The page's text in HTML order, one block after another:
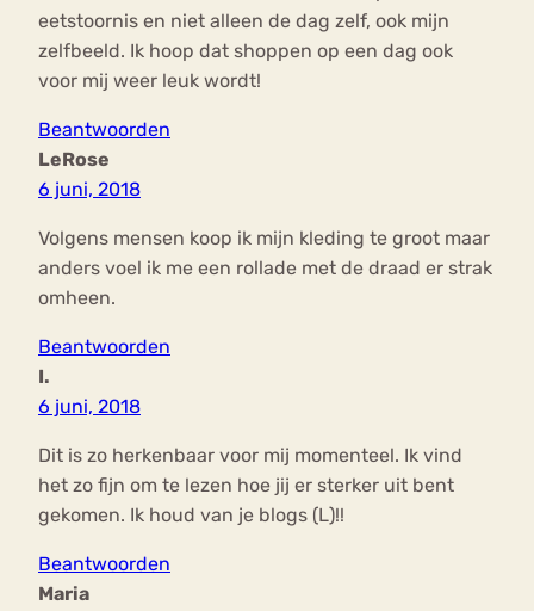
eetstoornis en niet alleen de dag zelf, ook mijn
zelfbeeld. Ik hoop dat shoppen op een dag ook
voor mij weer leuk wordt!
Beantwoorden
LeRose
6 juni, 2018
Volgens mensen koop ik mijn kleding te groot maar
anders voel ik me een rollade met de draad er strak
omheen.
Beantwoorden
I.
6 juni, 2018
Dit is zo herkenbaar voor mij momenteel. Ik vind
het zo fijn om te lezen hoe jij er sterker uit bent
gekomen. Ik houd van je blogs (L)!!
Beantwoorden
Maria